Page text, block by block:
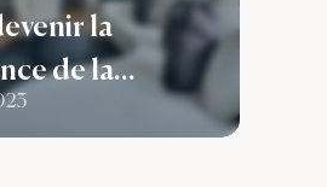
la
de la
en France